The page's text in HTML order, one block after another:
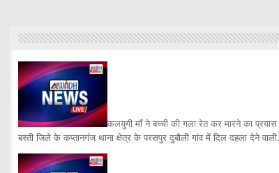
कलयुगी माँ ने बच्ची की गला रेत कर मारने का प्रयास
बस्ती जिले के कप्तानगंज थाना क्षेत्र के परसपुर दुबौली गांव में दिल दहला देने